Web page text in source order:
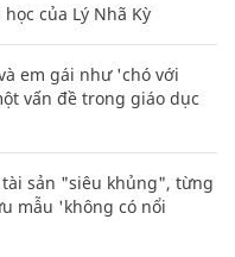
của Lý Nhã Kỳ
em gái như 'chó với
vấn đề trong giáo dục
sản "siêu khủng", từng
mẫu 'không có nổi